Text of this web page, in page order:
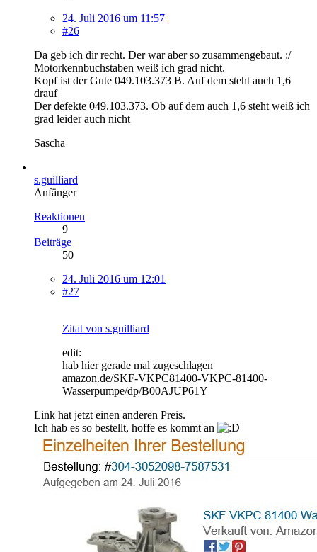
24. Juli 2016 um 11:57
#26
Da geb ich dir recht. Der war aber so zusammengebaut. :/
Motorkennbuchstaben weiß ich grad nicht.
Kopf ist der Gute 049.103.373 B. Auf dem steht auch 1,6
drauf
Der defekte 049.103.373. Ob auf dem auch 1,6 steht weiß ich
grad leider auch nicht
Sascha
s.guilliard
Anfänger
Reaktionen
9
Beiträge
50
24. Juli 2016 um 12:01
#27
Zitat von s.guilliard
edit:
hab hier gerade mal zugeschlagen
amazon.de/SKF-VKPC81400-VKPC-81400-
Wasserpumpe/dp/B00AJUP61Y
Link hat jetzt einen anderen Preis.
Ich hab es so bestellt, hoffe es kommt an